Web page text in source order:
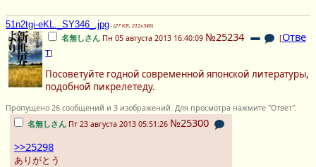
51n2tgi-eKL._SY346_.jpg - (27 KB, 211x346)
名無しさん Пн 05 августа 2013 16:40:09 №25234 [Отве
т]
Посоветуйте годной современной японской литературы,
подобной пикрелетеду.
Пропущено 26 сообщений и 3 изображений. Для просмотра нажмите "Ответ".
名無しさん Пт 23 августа 2013 05:51:26 №25300
>>25298
ありがとう